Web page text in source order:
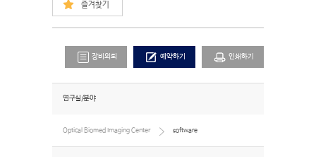
즐겨찾기
장비의뢰 예약하기 인쇄하기
연구실/분야
Optical Biomed Imaging Center software